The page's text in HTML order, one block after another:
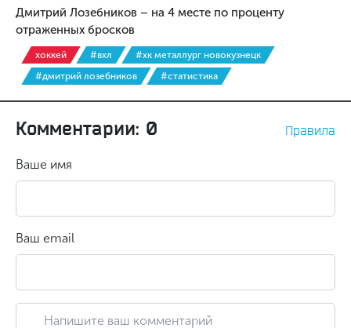
Дмитрий Лозебников – на 4 месте по проценту
отраженных бросков
хоккей #вхл
#хк металлург новокузнецк
#дмитрий лозебников
#статистика
Комментарии: 0 Правила
Ваше имя
Ваш email